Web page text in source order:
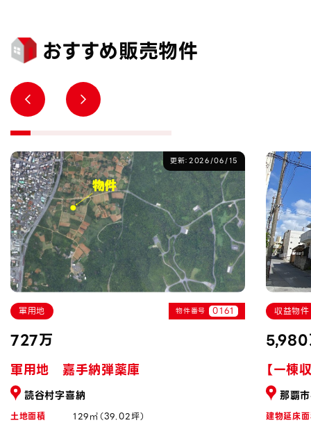
おすすめ販売物件
更新：2026/06/15
軍用地 物件番号 0161
727万
軍用地 嘉手納弾薬庫
読谷村字喜納
土地面積 129㎡（39.02坪）
収益物件
5,980
【一棟
那覇
建物延床